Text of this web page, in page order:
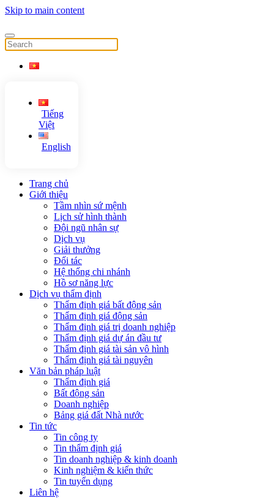
Skip to main content
Tiếng
Việt
English
Trang chủ
Giới thiệu
Tầm nhìn sứ mệnh
Lịch sử hình thành
Đội ngũ nhân sự
Dịch vụ
Giải thưởng
Đối tác
Hệ thống chi nhánh
Hồ sơ năng lực
Dịch vụ thẩm định
Thẩm định giá bất động sản
Thẩm định giá động sản
Thẩm định giá trị doanh nghiệp
Thẩm định giá dự án đầu tư
Thẩm định giá tài sản vô hình
Thẩm định giá tài nguyên
Văn bản pháp luật
Thẩm định giá
Bất động sản
Doanh nghiệp
Bảng giá đất Nhà nước
Tin tức
Tin công ty
Tin thẩm định giá
Tin doanh nghiệp & kinh doanh
Kinh nghiệm & kiến thức
Tin tuyển dụng
Liên hệ